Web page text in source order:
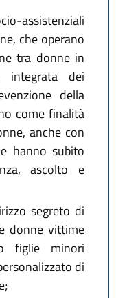
assistenziali
che operano
tra donne in
integrata dei
della
come finalità
anche con
hanno subito
ascolto e
segreto di
donne vittime
figlie minori
di